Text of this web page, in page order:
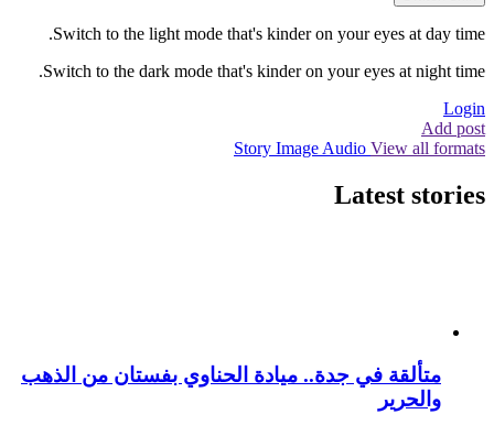
Switch to the light mode that's kinder on your eyes at day time.
Switch to the dark mode that's kinder on your eyes at night time.
Login
Add post
Story Image Audio View all formats
Latest stories
متألقة في جدة.. ميادة الحناوي بفستان من الذهب
والحرير